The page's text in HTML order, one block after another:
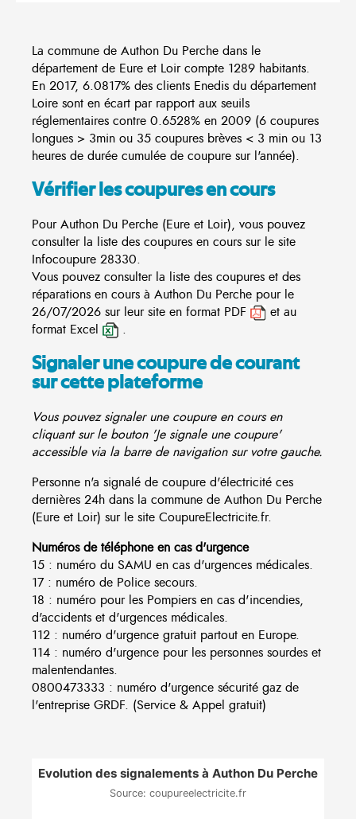
La commune de Authon Du Perche dans le
département de Eure et Loir compte 1289 habitants.
En 2017, 6.0817% des clients Enedis du département
Loire sont en écart par rapport aux seuils
réglementaires contre 0.6528% en 2009 (6 coupures
longues > 3min ou 35 coupures brèves < 3 min ou 13
heures de durée cumulée de coupure sur l'année).
Vérifier les coupures en cours
Pour Authon Du Perche (Eure et Loir), vous pouvez
consulter la liste des coupures en cours sur le site
Infocoupure 28330.
Vous pouvez consulter la liste des coupures et des
réparations en cours à Authon Du Perche pour le
26/07/2026 sur leur site en format PDF
et au
format Excel
.
Signaler une coupure de courant
sur cette plateforme
Vous pouvez signaler une coupure en cours en
cliquant sur le bouton 'Je signale une coupure'
accessible via la barre de navigation sur votre gauche.
Personne n'a signalé de coupure d'électricité ces
dernières 24h dans la commune de Authon Du Perche
(Eure et Loir) sur le site CoupureElectricite.fr.
Numéros de téléphone en cas d'urgence
15 : numéro du SAMU en cas d'urgences médicales.
17 : numéro de Police secours.
18 : numéro pour les Pompiers en cas d'incendies,
d'accidents et d'urgences médicales.
112 : numéro d'urgence gratuit partout en Europe.
114 : numéro d'urgence pour les personnes sourdes et
malentendantes.
0800473333 : numéro d'urgence sécurité gaz de
l'entreprise GRDF. (Service & Appel gratuit)
Evolution des signalements à Authon Du Perche
Source: coupureelectricite.fr